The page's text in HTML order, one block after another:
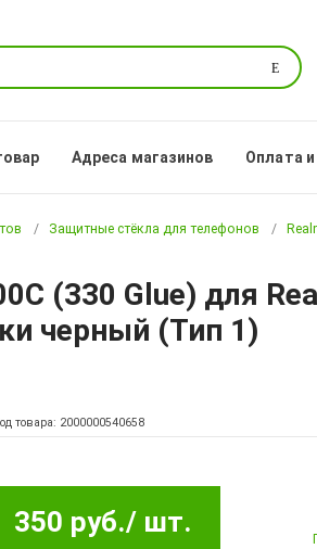
Поиск
Адреса магазинов Оплата
Защитные стёкла для телефонов
(330 Glue) для
черный (Тип 1)
товара: 2000000540658
350 руб./ шт.